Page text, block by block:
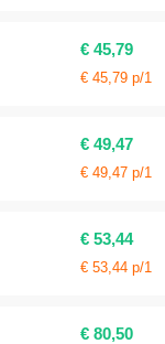
€ 45,79
€ 45,79 p/1
€ 49,47
€ 49,47 p/1
€ 53,44
€ 53,44 p/1
€ 80,50